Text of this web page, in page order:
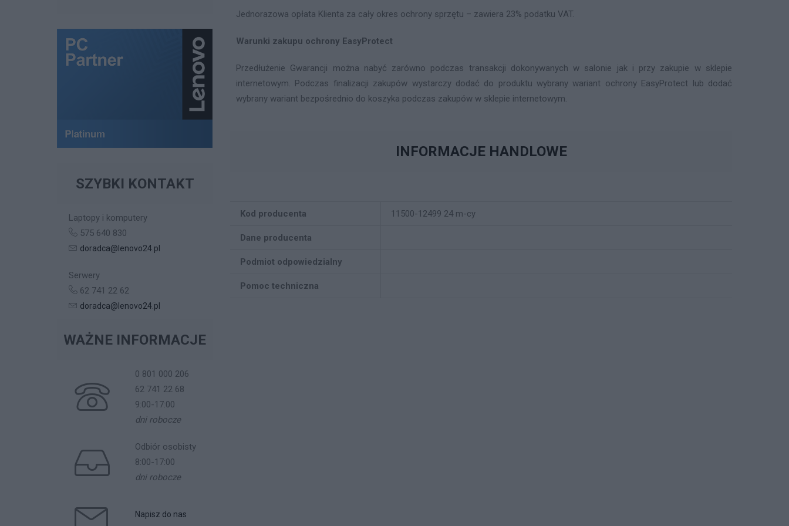
SZYBKI KONTAKT
Laptopy i komputery
575 640 830
doradca@lenovo24.pl
Serwery
62 741 22 62
doradca@lenovo24.pl
WAŻNE INFORMACJE
0 801 000 206
62 741 22 68
9:00-17:00
dni robocze
Odbiór osobisty
8:00-17:00
dni robocze
Napisz do nas
Jednorazowa opłata Klienta za cały okres ochrony sprzętu – zawiera 23% podatku VAT.
Warunki zakupu ochrony EasyProtect
Przedłużenie Gwarancji można nabyć zarówno podczas transakcji dokonywanych w salonie jak i przy zakupie w sklepie
internetowym. Podczas finalizacji zakupów wystarczy dodać do produktu wybrany wariant ochrony EasyProtect lub dodać
wybrany wariant bezpośrednio do koszyka podczas zakupów w sklepie internetowym.
INFORMACJE HANDLOWE
Kod producenta 11500-12499 24 m-cy
Dane producenta
Podmiot odpowiedzialny
Pomoc techniczna